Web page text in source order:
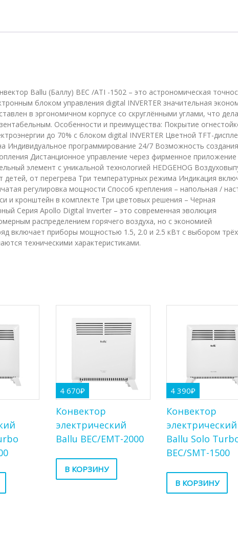
Ballu (Баллу) BEC /ATI -1502 – это астрономическая
блоком управления digital INVERTER значительная
в эргономичном корпусе со скруглёнными углами, что
Особенности и преимущества: Покрытие
до 70% с блоком digital INVERTER Цветной TFT-
Индивидуальное программирование 24/7 Возможность создания
Дистанционное управление через фирменное приложение
элемент с уникальной технологией HEDGEHOG
от перегрева Три температурных режима Индикация
регулировка мощности Способ крепления – напольная /
и кронштейн в комплекте Три цветовых решения – Черная
Серия Apollo Digital Inverter – это современная эволюция
распределением горячего воздуха, но с экономией
включает приборы мощностью 1.5, 2.0 и 2.5 кВт с выбором трёх
техническими характеристиками.
4 670₽
Конвектор
электрический
Ballu BEC/EMT-2000
В КОРЗИНУ
4 390₽
Конвектор
электрический
Ballu Solo
BEC/SMT-1500
В КОРЗИНУ